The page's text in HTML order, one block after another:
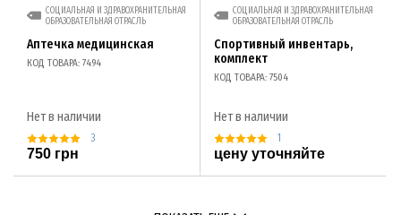
СОЦИАЛЬНАЯ И ЗДРАВОХРАНИТЕЛЬНАЯ
ОБРАЗОВАТЕЛЬНАЯ ОТРАСЛЬ
Аптечка медицинская
КОД ТОВАРА: 7494
Нет в наличии
3
750 грн
СОЦИАЛЬНАЯ И ЗДРАВОХРАНИТЕЛЬНАЯ
ОБРАЗОВАТЕЛЬНАЯ ОТРАСЛЬ
Спортивный инвентарь,
комплект
КОД ТОВАРА: 7504
Нет в наличии
1
цену уточняйте